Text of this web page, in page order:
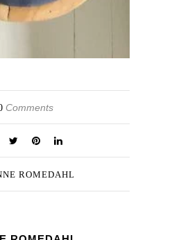
Comments
ROMEDAHL